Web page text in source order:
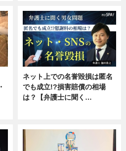
ネット上での名誉毀損は匿名
でも成立!?損害賠償の相場
は？【弁護士に聞く…